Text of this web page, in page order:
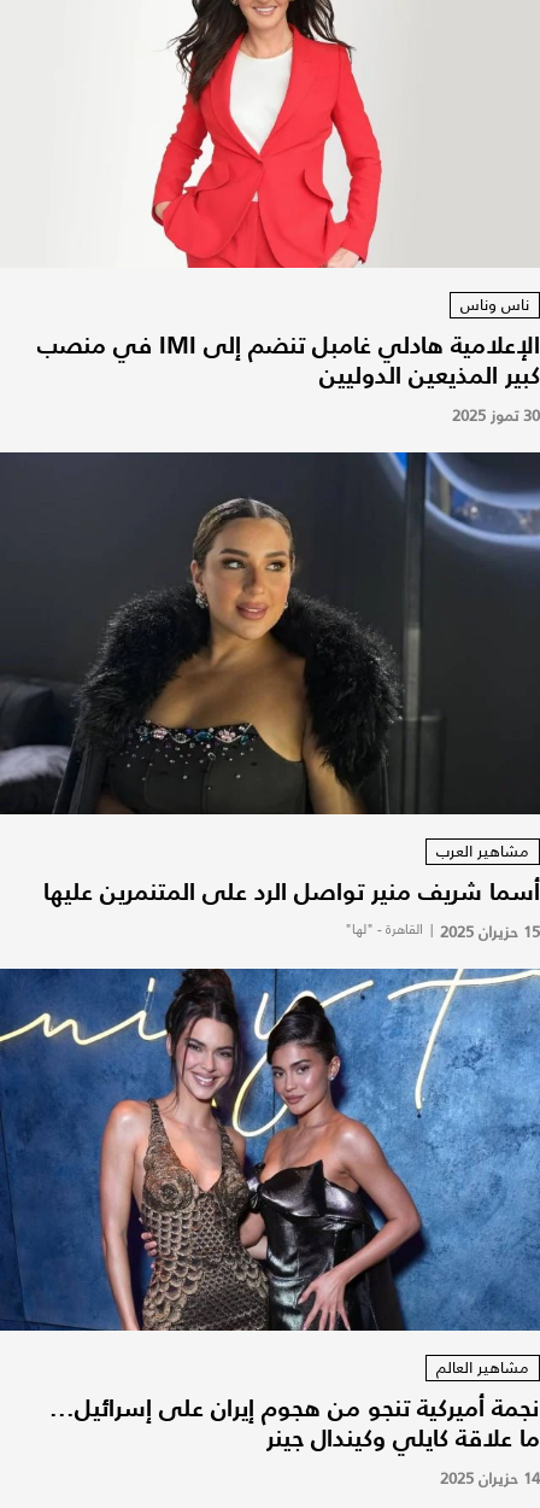
ناس وناس
الإعلامية هادلي غامبل تنضم إلى IMI في منصب
كبير المذيعين الدوليين
30 تموز 2025
مشاهير العرب
أسما شريف منير تواصل الرد على المتنمرين عليها
15 حزيران 2025 | القاهرة - "لها"
مشاهير العالم
نجمة أميركية تنجو من هجوم إيران على إسرائيل...
ما علاقة كايلي وكيندال جينر
14 حزيران 2025